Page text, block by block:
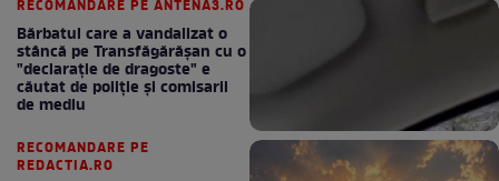
RECOMANDARE PE ANTENA3.RO
Bărbatul care a vandalizat o
stâncă pe Transfăgărășan cu o
"declaraţie de dragoste" e
căutat de poliție și comisarii
de mediu
RECOMANDARE PE
REDACTIA.RO